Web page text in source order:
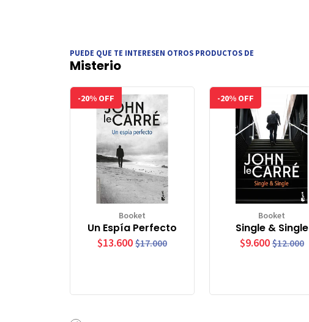
PUEDE QUE TE INTERESEN OTROS PRODUCTOS DE
Misterio
-20% OFF
Booket
Un Espía Perfecto
$13.600 $17.000
-20% OFF
Booket
Single & Single
$9.600 $12.000